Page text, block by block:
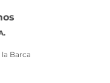
Barca